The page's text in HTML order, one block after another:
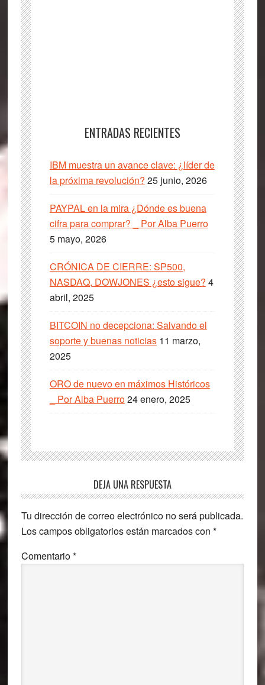
ENTRADAS RECIENTES
IBM muestra un avance clave: ¿líder de
la próxima revolución? 25 junio, 2026
PAYPAL en la mira ¿Dónde es buena
cifra para comprar? _ Por Alba Puerro
5 mayo, 2026
CRÓNICA DE CIERRE: SP500,
NASDAQ, DOWJONES ¿esto sigue? 4
abril, 2025
BITCOIN no decepciona: Salvando el
soporte y buenas noticias 11 marzo,
2025
ORO de nuevo en máximos Históricos
_ Por Alba Puerro24 enero, 2025
Interacciones
con
los
lectores
DEJA UNA RESPUESTA
Tu dirección de correo electrónico no será publicada.
Los campos obligatorios están marcados con *
Comentario*